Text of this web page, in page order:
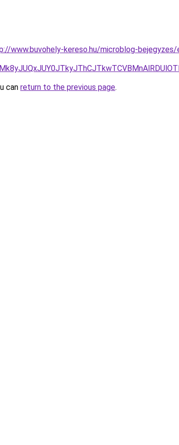
www.buvohely-kereso.hu/microblog-
can return to the previous page.